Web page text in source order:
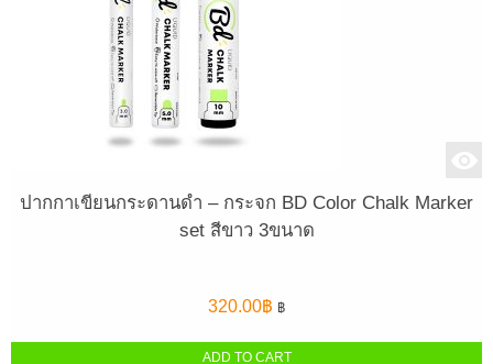
ปากกาเขียนกระดานดำ – กระจก BD Color Chalk Marker
set สีขาว 3ขนาด
320.00฿ ฿
ADD TO CART